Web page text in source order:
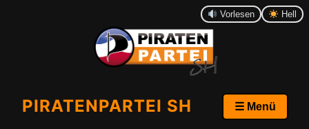
Vorlesen Hell
PIRATENPARTEI SH ☰ Menü